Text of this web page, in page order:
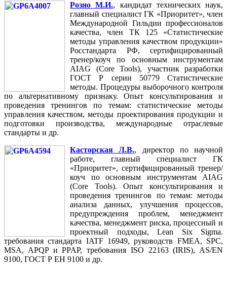
Розно М.И., кандидат технических наук,
главный специалист ГК «Приоритет», член
Международной Гильдии профессионалов
качества, член ТК 125 «Статистические
методы управления качеством продукции»
Росстандарта РФ, сертифицированный
тренер/коуч по основным инструментам
AIAG (Core Tools), участник разработки
ГОСТ Р серии 50779 Статистические
методы. Процедуры выборочного контроля
по альтернативному признаку. Опыт консультирования и
проведения тренингов по темам: статистические методы
управления качеством, методы проектирования продукции и
подготовки производства, международные отраслевые
стандарты и др.
Касторская Л.В., директор по научной
работе, главный специалист ГК
«Приоритет», сертифицированный тренер/
коуч по основным инструментам AIAG
(Core Tools). Опыт консультирования и
проведения тренингов по темам: методы
анализа данных, улучшения процессов,
предупреждения проблем, менеджмент
качества, менеджмент риска, процессный и
проектный подходы, Lean Six Sigma.
требования стандарта IATF 16949, руководств FMEA, SPC,
MSA, APQP и PPAP, требования ISO 22163 (IRIS), AS/EN
9100, ГОСТ Р ЕН 9100 и др.